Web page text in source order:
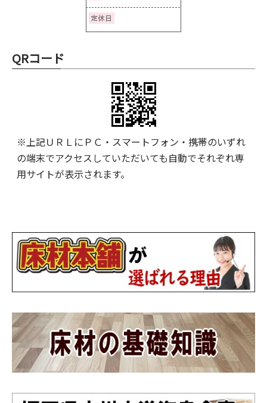
QRコード
※上記ＵＲＬにＰＣ・スマートフォン・携帯のいずれ
の端末でアクセスしていただいても自動でそれぞれ専
用サイトが表示されます。